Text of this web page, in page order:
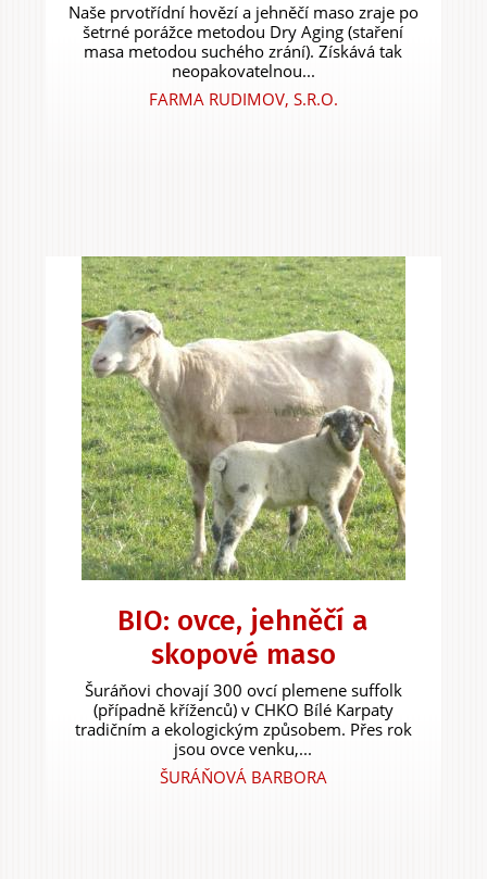
Naše prvotřídní hovězí a jehněčí maso zraje po
šetrné porážce metodou Dry Aging (staření
masa metodou suchého zrání). Získává tak
neopakovatelnou...
FARMA RUDIMOV, S.R.O.
BIO: ovce, jehněčí a
skopové maso
Šuráňovi chovají 300 ovcí plemene suffolk
(případně kříženců) v CHKO Bílé Karpaty
tradičním a ekologickým způsobem. Přes rok
jsou ovce venku,...
ŠURÁŇOVÁ BARBORA